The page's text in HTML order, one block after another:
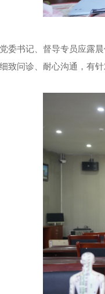
委书记、督导专员应露
致问诊、耐心沟通，有